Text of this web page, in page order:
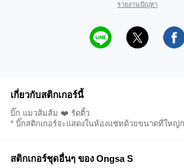
รายงานปัญหา
เกี่ยวกับสติกเกอร์นี้
บิ๊ก แมวส้มส้ม ❤️ รัดติ้ว
* บิ๊กสติกเกอร์จะแสดงในห้องแชทด้วยขนาดที่ใหญ่
สติกเกอร์ชุดอื่นๆ ของ Ongsa S